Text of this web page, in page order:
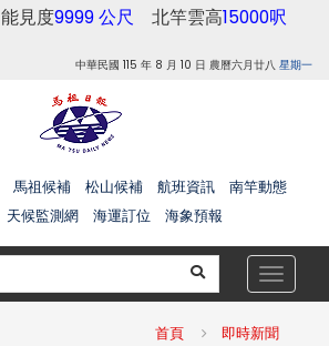
能見度9999 公尺 北竿雲高15000呎
中華民國 115 年 8 月 10 日 農曆六月廿八 星期一
馬祖候補 松山候補 航班資訊
南竿動態
天候監測網 海運訂位 海象預報
Toggle
首頁 即時新聞